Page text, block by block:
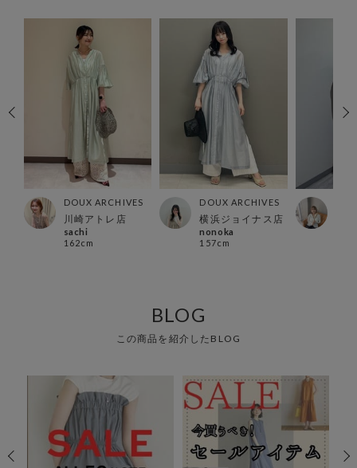
DOUX ARCHIVES
川崎アトレ店
sachi
162cm
DOUX ARCHIVES
横浜ジョイナス店
nonoka
157cm
BLOG
この商品を紹介したBLOG